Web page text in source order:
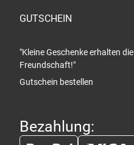
GUTSCHEIN
"Kleine Geschenke erhalten die
Freundschaft!"
Gutschein bestellen
Bezahlung: